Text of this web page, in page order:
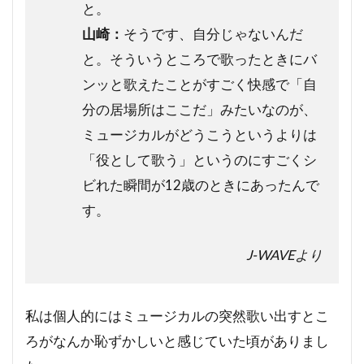
と。
山崎： そうです、自分じゃないんだ
と。そういうところで歌ったときにバ
ンッと歌えたことがすごく快感で「自
分の居場所はここだ」みたいなのが、
ミュージカルがどうこうというよりは
「役として歌う」というのにすごくシ
ビれた瞬間が12歳のときにあったんで
す。
J-WAVEより
私は個人的にはミュージカルの突然歌い出すとこ
ろがなんか恥ずかしいと感じていた頃がありまし